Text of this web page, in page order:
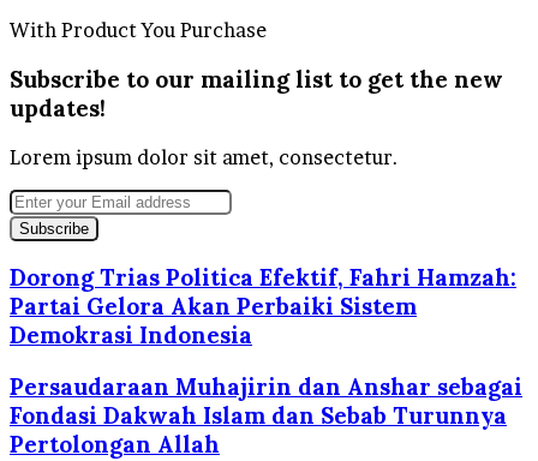
With Product You Purchase
Subscribe to our mailing list to get the new
updates!
Lorem ipsum dolor sit amet, consectetur.
Enter
your
Email
address
Dorong Trias Politica Efektif, Fahri Hamzah:
Partai Gelora Akan Perbaiki Sistem
Demokrasi Indonesia
Persaudaraan Muhajirin dan Anshar sebagai
Fondasi Dakwah Islam dan Sebab Turunnya
Pertolongan Allah